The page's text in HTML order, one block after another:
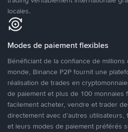
locales.
Modes de paiement flexibles
Bénéficiant de la confiance de millions
monde, Binance P2P fournit une
réalisation de trades en
de paiement et plus de 100 monnaies
facilement acheter, vendre et trader
directement avec d’autres
et leurs modes de paiement préférés